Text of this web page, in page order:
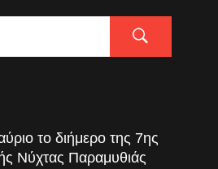
το διήμερο της 7ης
Νύχτας Παραμυθιάς